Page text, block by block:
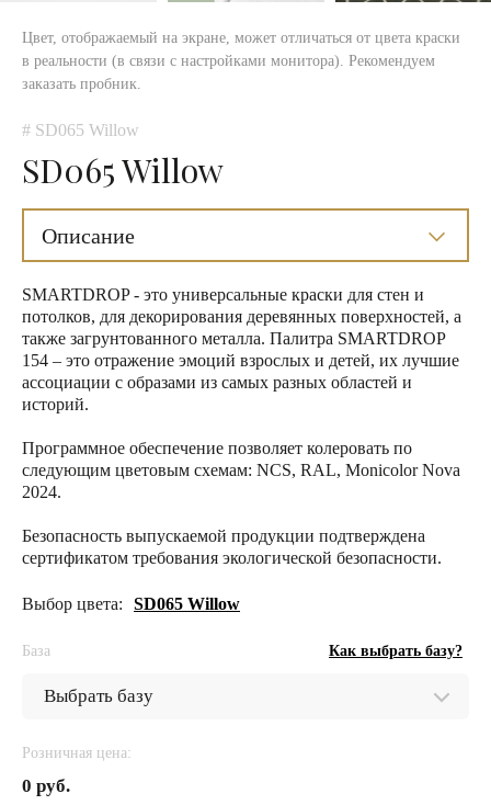
Цвет, отображаемый на экране, может отличаться от цвета краски
в реальности (в связи с настройками монитора). Рекомендуем
заказать пробник.
# SD065 Willow
SD065 Willow
Описание
SMARTDROP - это универсальные краски для стен и
потолков, для декорирования деревянных поверхностей, а
также загрунтованного металла. Палитра SMARTDROP
154 – это отражение эмоций взрослых и детей, их лучшие
ассоциации с образами из самых разных областей и
историй.
Программное обеспечение позволяет колеровать по
следующим цветовым схемам: NCS, RAL, Monicolor Nova
2024.
Безопасность выпускаемой продукции подтверждена
сертификатом требования экологической безопасности.
Выбор цвета: SD065 Willow
База Как выбрать базу?
Розничная цена:
0 руб.